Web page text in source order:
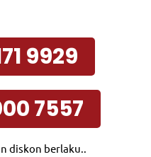
9929
7557
diskon berlaku..